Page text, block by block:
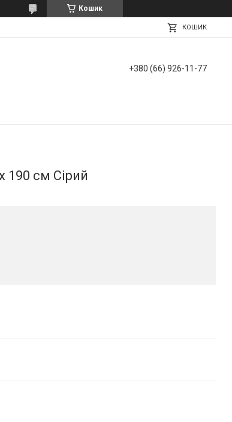
Кошик
КОШИК
+380 (66) 926-11-77
190 см Сірий